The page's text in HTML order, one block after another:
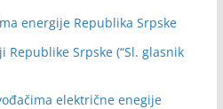
energije Republika Srpske
Srpske (“Sl. glasnik
električne enegije